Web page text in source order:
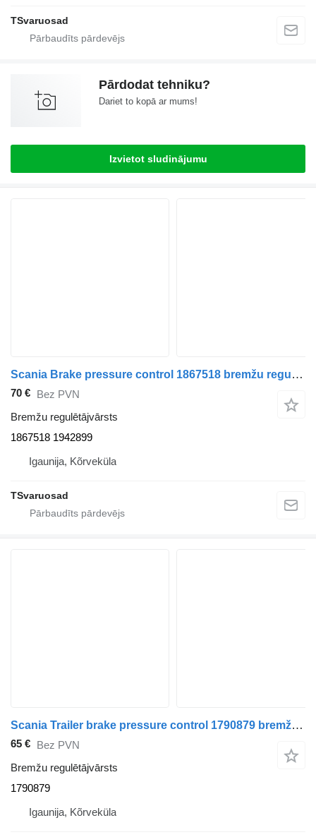
TSvaruosad
Pārdodat tehniku?
Dariet to kopā ar mums!
Izvietot sludinājumu
Scania Brake pressure control 1867518 bremžu regulētājvārsts paredzēts Scania R480 vilcēja
70 € Bez PVN
Bremžu regulētājvārsts
1867518 1942899
Igaunija, Kõrveküla
TSvaruosad
Scania Trailer brake pressure control 1790879 bremžu regulētājvārsts paredzēts Scania R480 vilcēja
65 € Bez PVN
Bremžu regulētājvārsts
1790879
Igaunija, Kõrveküla